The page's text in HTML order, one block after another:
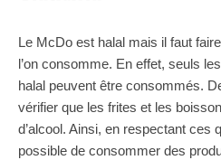
Le McDo est halal mais il faut
l’on consomme. En effet, seuls
halal peuvent être consommés.
vérifier que les frites et les
d’alcool. Ainsi, en respectant ces
possible de consommer des